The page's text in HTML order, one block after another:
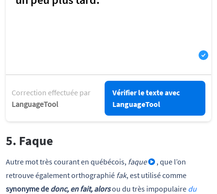
Correction effectuée par
LanguageTool
Vérifier le texte avec
LanguageTool
5. Faque
Autre mot très courant en québécois, faque
, que l’on
retrouve également orthographié fak, est utilisé comme
synonyme de donc, en fait, alorsou du très impopulaire du